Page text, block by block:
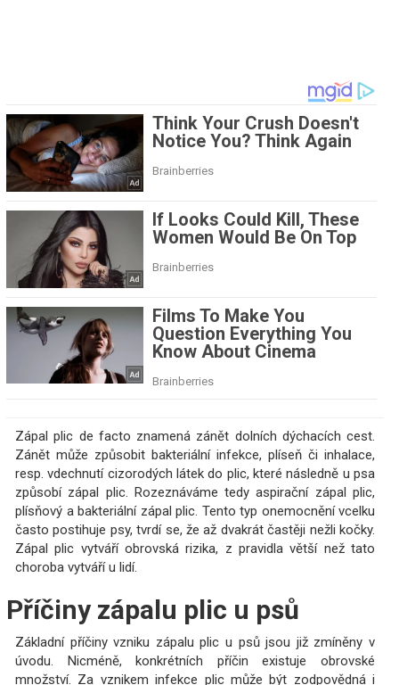
Zápal plic de facto znamená zánět dolních dýchacích cest.
Zánět může způsobit bakteriální infekce, plíseň či inhalace,
resp. vdechnutí cizorodých látek do plic, které následně u psa
způsobí zápal plic. Rozeznáváme tedy aspirační zápal plic,
plísňový a bakteriální zápal plic. Tento typ onemocnění vcelku
často postihuje psy, tvrdí se, že až dvakrát častěji nežli kočky.
Zápal plic vytváří obrovská rizika, z pravidla větší než tato
choroba vytváří u lidí.
Příčiny zápalu plic u psů
Základní příčiny vzniku zápalu plic u psů jsou již zmíněny v
úvodu. Nicméně, konkrétních příčin existuje obrovské
množství. Za vznikem infekce plic může být zodpovědná i